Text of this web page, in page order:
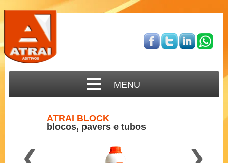
MENU
ATRAI BLOCK
blocos, pavers e tubos
❮ ❯